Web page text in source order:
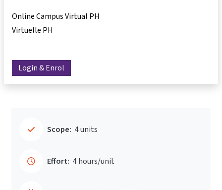
Online Campus Virtual PH
Virtuelle PH
Login & Enrol
Scope: 4 units
Effort: 4 hours/unit